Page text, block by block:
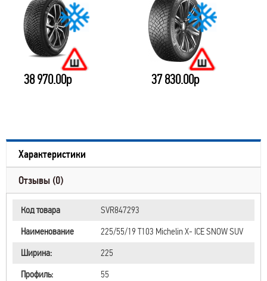
38 970.00р 37 830.00р
Характеристики
Отзывы (0)
Код товара
SVR847293
Наименование
225/55/19 T103 Michelin X- ICE SNOW SUV
Ширина:
225
Профиль:
55